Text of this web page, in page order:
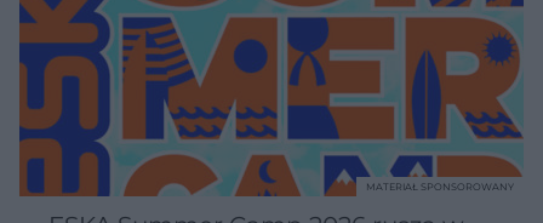
MATERIAŁ SPONSOROWANY